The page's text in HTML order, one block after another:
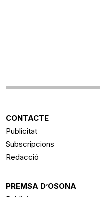
CONTACTE
Publicitat
Subscripcions
Redacció
PREMSA D’OSONA